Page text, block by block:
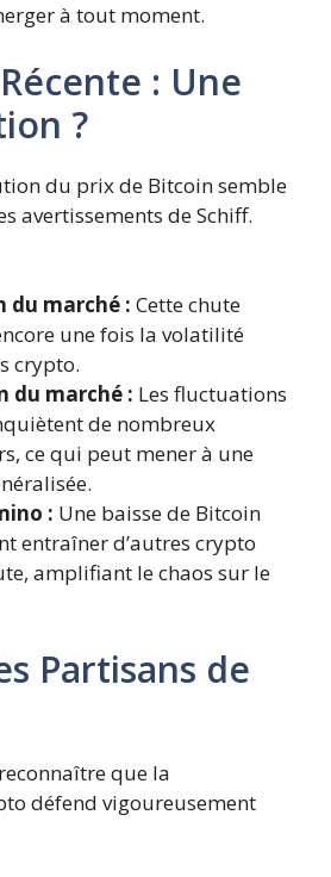
à tout moment.
: Une
?
du prix de Bitcoin semble
avertissements de Schiff.
du marché : Cette chute
une fois la volatilité
crypto.
du marché : Les fluctuations
de nombreux
ce qui peut mener à une
: Une baisse de Bitcoin
entraîner d’autres crypto
amplifiant le chaos sur le
Partisans de
que la
défend vigoureusement